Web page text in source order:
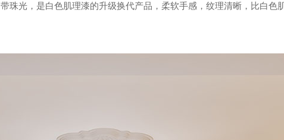
珠光，是白色肌理漆的升级换代产品，柔软手感，纹理清晰，比白色